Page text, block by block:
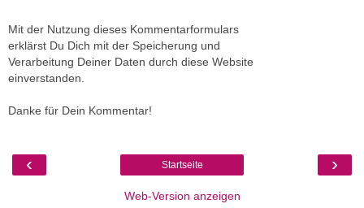
Mit der Nutzung dieses Kommentarformulars
erklärst Du Dich mit der Speicherung und
Verarbeitung Deiner Daten durch diese Website
einverstanden.
Danke für Dein Kommentar!
‹ ›
Startseite
Web-Version anzeigen